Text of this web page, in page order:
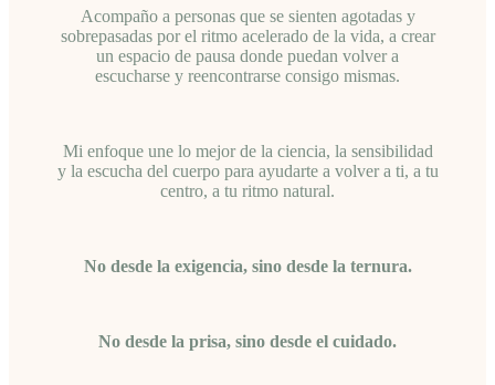
Acompaño a personas que se sienten agotadas y
sobrepasadas por el ritmo acelerado de la vida, a crear
un espacio de pausa donde puedan volver a
escucharse y reencontrarse consigo mismas.
Mi enfoque une lo mejor de la ciencia, la sensibilidad
y la escucha del cuerpo para ayudarte a volver a ti, a tu
centro, a tu ritmo natural.
No desde la exigencia, sino desde la ternura.
No desde la prisa, sino desde el cuidado.